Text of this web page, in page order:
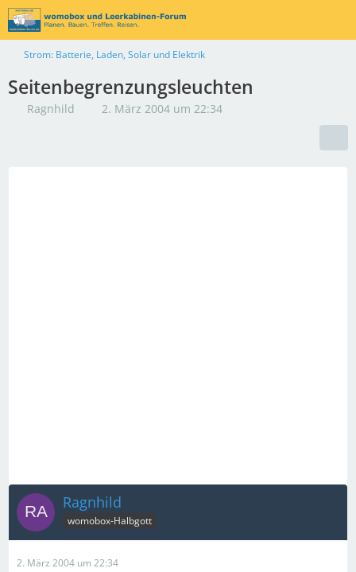
Strom: Batterie, Laden, Solar und Elektrik
Seitenbegrenzungsleuchten
Ragnhild 2. März 2004 um 22:34
Ragnhild
womobox-Halbgott
2. März 2004 um 22:34